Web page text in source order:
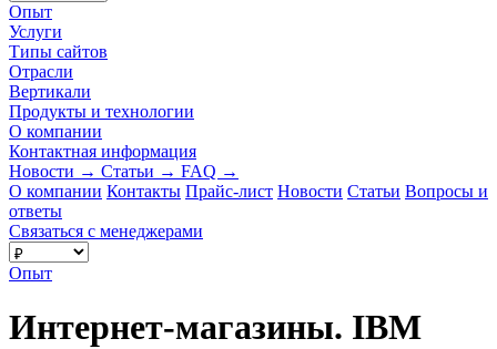
Опыт
Услуги
Типы сайтов
Отрасли
Вертикали
Продукты и технологии
О компании
Контактная информация
Новости → Статьи → FAQ →
О компании Контакты Прайс-лист Новости Статьи Вопросы и
ответы
Связаться с менеджерами
Опыт
Интернет-магазины. IBM